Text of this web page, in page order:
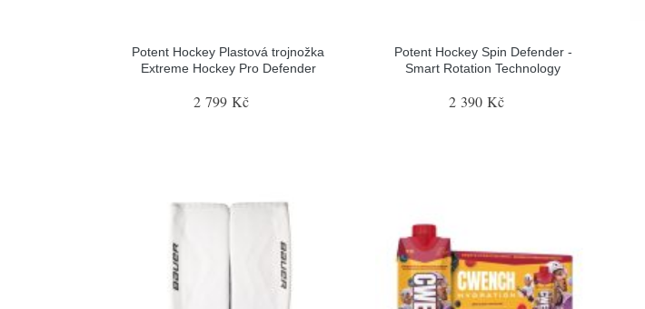
Potent Hockey Plastová trojnožka
Extreme Hockey Pro Defender
2 799 Kč
Potent Hockey Spin Defender -
Smart Rotation Technology
2 390 Kč